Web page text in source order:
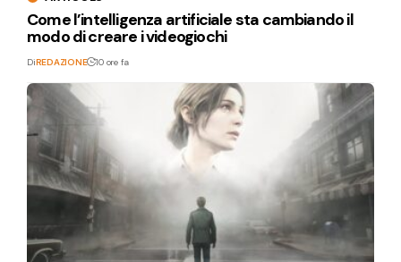
Come l’intelligenza artificiale sta cambiando il
modo di creare i videogiochi
DiREDAZIONE 10 ore fa